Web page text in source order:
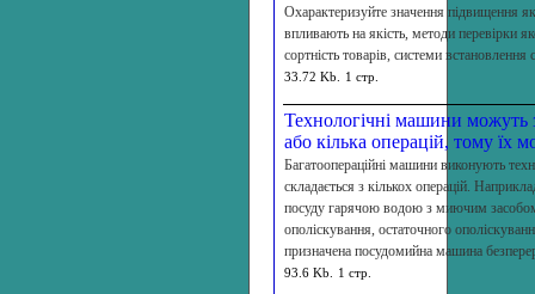
Охарактеризуйте значення підвищення
впливають на якість, методи перевірки
сортність товарів, системи встановлення
33.72 Kb. 1 стр.
Технологічні машини можуть
або кілька операцій, тому їх
Багатоопераційні машини виконують
складається з кількох операцій.
посуду гарячою водою з миючим
ополіскування, остаточного
призначена посудомийна машина
93.6 Kb. 1 стр.